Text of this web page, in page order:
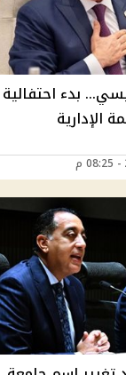
بدء احتفالية
الإدارية